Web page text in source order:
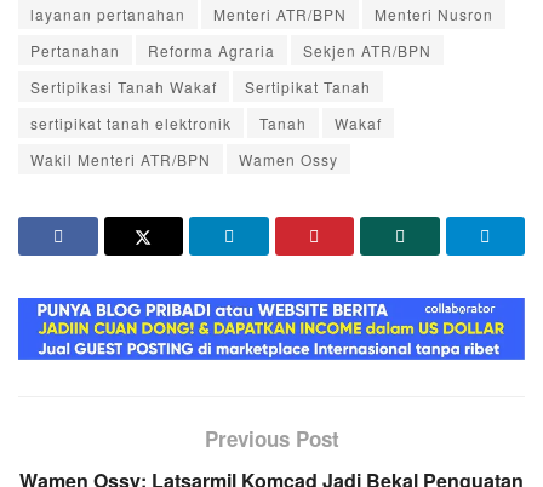
layanan pertanahan
Menteri ATR/BPN
Menteri Nusron
Pertanahan
Reforma Agraria
Sekjen ATR/BPN
Sertipikasi Tanah Wakaf
Sertipikat Tanah
sertipikat tanah elektronik
Tanah
Wakaf
Wakil Menteri ATR/BPN
Wamen Ossy
Previous Post
Wamen Ossy: Latsarmil Komcad Jadi Bekal Penguatan